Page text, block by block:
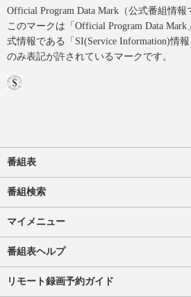
Official Program Data Mark（公式番組情報
このマークは「Official Program Data
式情報である「SI(Service Information)情
のみ表記が許されているマークです。
番組表
番組検索
マイメニュー
番組表ヘルプ
リモート録画予約ガイド